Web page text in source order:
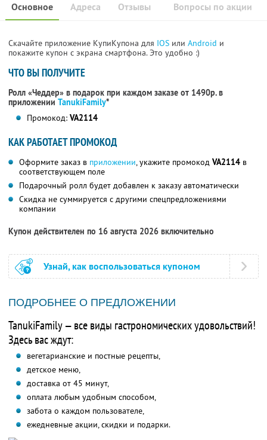
Основное Отзывы Вопросы по акции
Адреса
Скачайте приложение КупиКупона для IOS или Android и
покажите купон с экрана смартфона. Это удобно :)
ЧТО ВЫ ПОЛУЧИТЕ
Ролл «Чеддер» в подарок при каждом заказе от 1490р. в
приложении TanukiFamily*
Промокод: VA2114
КАК РАБОТАЕТ ПРОМОКОД
Оформите заказ в приложении, укажите промокод VA2114 в
соответствующем поле
Подарочный ролл будет добавлен к заказу автоматически
Скидка не суммируется с другими спецпредложениями
компании
Купон действителен по 16 августа 2026 включительно
Узнай, как воспользоваться купоном
ПОДРОБНЕЕ О ПРЕДЛОЖЕНИИ
TanukiFamily — все виды гастрономических удовольствий!
Здесь вас ждут:
вегетарианские и постные рецепты,
детское меню,
доставка от 45 минут,
оплата любым удобным способом,
забота о каждом пользователе,
ежедневные акции, скидки и подарки.